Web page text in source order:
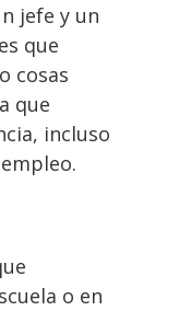
jefe y un
que
cosas
que
incluso
o en